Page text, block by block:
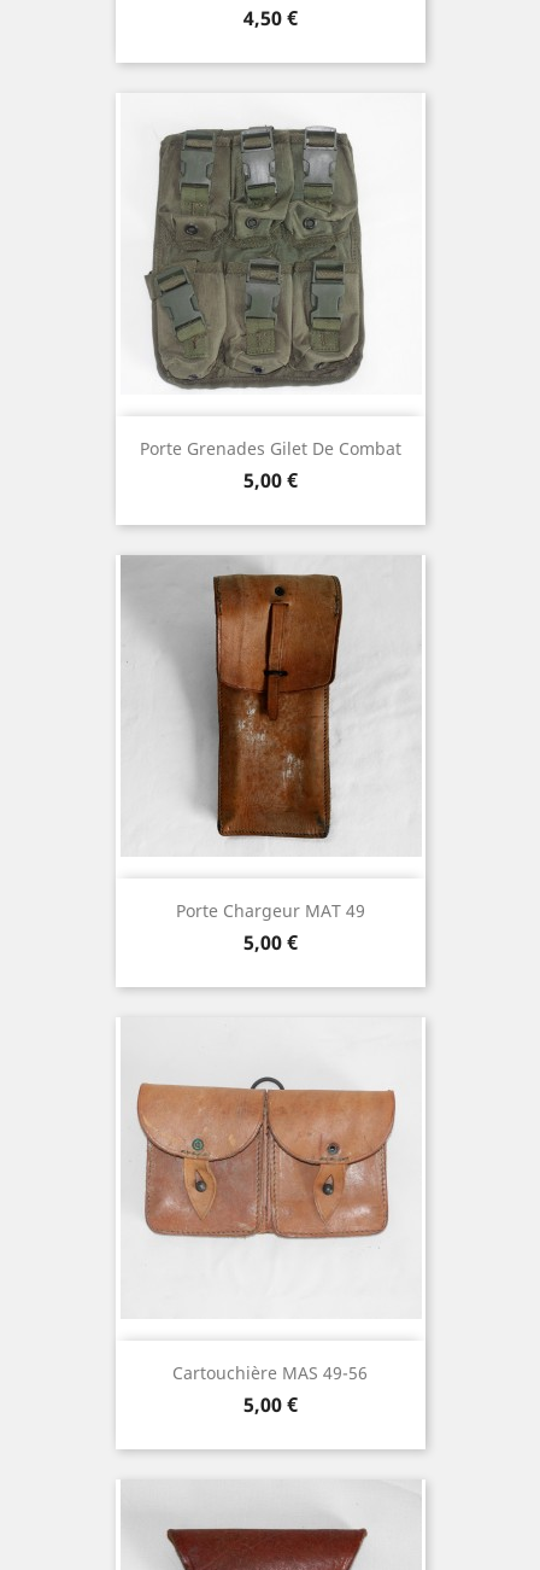
Prix
4,50 €
Porte Grenades Gilet De Combat
Prix
5,00 €
Porte Chargeur MAT 49
Prix
5,00 €
Cartouchière MAS 49-56
Prix
5,00 €